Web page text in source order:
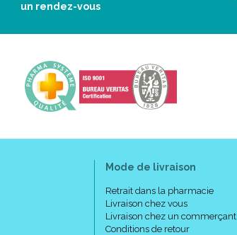
un rendez-vous
Mode de livraison
Retrait dans la pharmacie
Livraison chez vous
Livraison chez un commerçant
Conditions de retour